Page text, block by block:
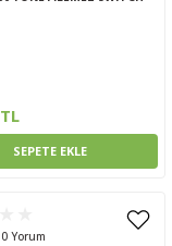
SEPETE EKLE
Yorum